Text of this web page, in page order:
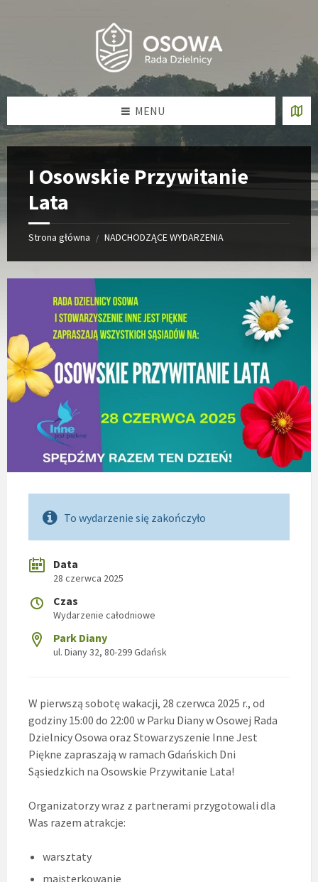
MENU
I Osowskie Przywitanie
Lata
Strona główna / NADCHODZĄCE WYDARZENIA
To wydarzenie się zakończyło
Data
28 czerwca 2025
Czas
Wydarzenie całodniowe
Park Diany
ul. Diany 32, 80-299 Gdańsk
W pierwszą sobotę wakacji, 28 czerwca 2025 r., od
godziny 15:00 do 22:00 w Parku Diany w Osowej Rada
Dzielnicy Osowa oraz Stowarzyszenie Inne Jest
Piękne zapraszają w ramach Gdańskich Dni
Sąsiedzkich na Osowskie Przywitanie Lata!
Organizatorzy wraz z partnerami przygotowali dla
Was razem atrakcje:
warsztaty
majsterkowanie